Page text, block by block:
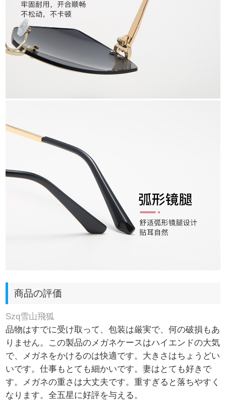
商品の評価
Szq雪山飛狐
品物はすでに受け取って、包装は厳実で、何の破損もあ
りません。この製品のメガネケースはハイエンドの大気
で、メガネをかけるのは快適です。大きさはちょうどい
いです。仕事もとても細かいです。妻はとても好きで
す。メガネの重さは大丈夫です。重すぎると落ちやすく
なります。全五星に好評を与える。